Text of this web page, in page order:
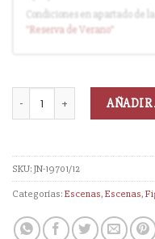
Entrega en cuanto el
Condiciones en apartado de la
"Reservade Verano"
AÑADIR
SKU:JN-19701/12
Categorías:Escenas,Escenas,